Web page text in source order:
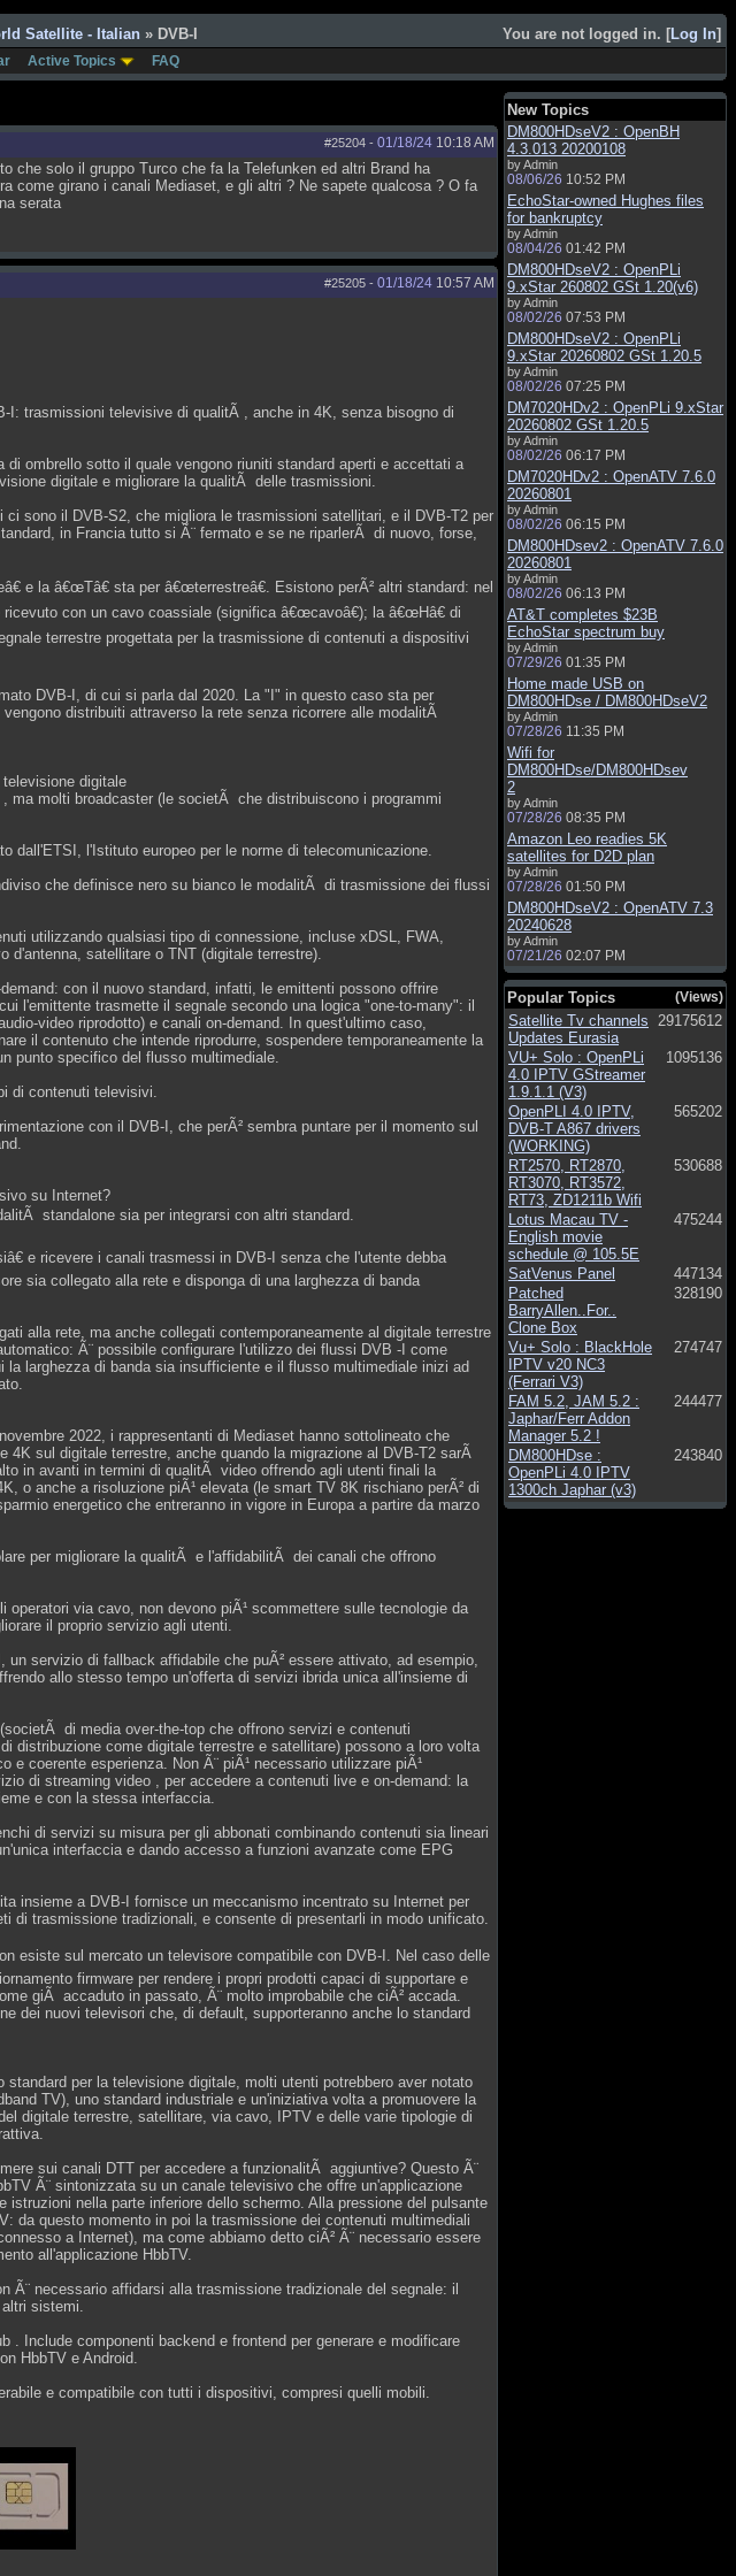
You are not logged in. [Log In]
Satellite - Italian » DVB-I
Active Topics FAQ
#25204 - 01/18/24 10:18 AM
che solo il gruppo Turco che fa la Telefunken ed altri Brand ha
come girano i canali Mediaset, e gli altri ? Ne sapete qualcosa ? O fa
serata
#25205 - 01/18/24 10:57 AM
I: trasmissioni televisive di qualitÃ , anche in 4K, senza bisogno di
ombrello sotto il quale vengono riuniti standard aperti e accettati a
digitale e migliorare la qualitÃ delle trasmissioni.
sono il DVB-S2, che migliora le trasmissioni satellitari, e il DVB-T2 per
in Francia tutto si Ã¨ fermato e se ne riparlerÃ di nuovo, forse,
e la â€œTâ€ sta per â€œterrestreâ€. Esistono perÃ² altri standard: nel
con un cavo coassiale (significa â€œcavoâ€); la â€œHâ€ di
terrestre progettata per la trasmissione di contenuti a dispositivi
DVB-I, di cui si parla dal 2020. La "I" in questo caso sta per
distribuiti attraverso la rete senza ricorrere alle modalitÃ
digitale
ma molti broadcaster (le societÃ che distribuiscono i programmi
dall'ETSI, l'Istituto europeo per le norme di telecomunicazione.
che definisce nero su bianco le modalitÃ di trasmissione dei flussi
utilizzando qualsiasi tipo di connessione, incluse xDSL, FWA,
satellitare o TNT (digitale terrestre).
con il nuovo standard, infatti, le emittenti possono offrire
l'emittente trasmette il segnale secondo una logica "one-to-many": il
video riprodotto) e canali on-demand. In quest'ultimo caso,
il contenuto che intende riprodurre, sospendere temporaneamente la
punto specifico del flusso multimediale.
di contenuti televisivi.
con il DVB-I, che perÃ² sembra puntare per il momento sul
su Internet?
standalone sia per integrarsi con altri standard.
e ricevere i canali trasmessi in DVB-I senza che l'utente debba
sia collegato alla rete e disponga di una larghezza di banda
alla rete, ma anche collegati contemporaneamente al digitale terrestre
Ã¨ possibile configurare l'utilizzo dei flussi DVB -I come
larghezza di banda sia insufficiente e il flusso multimediale inizi ad
2022, i rappresentanti di Mediaset hanno sottolineato che
sul digitale terrestre, anche quando la migrazione al DVB-T2 sarÃ
in avanti in termini di qualitÃ video offrendo agli utenti finali la
o anche a risoluzione piÃ¹ elevata (le smart TV 8K rischiano perÃ² di
energetico che entreranno in vigore in Europa a partire da marzo
per migliorare la qualitÃ e l'affidabilitÃ dei canali che offrono
via cavo, non devono piÃ¹ scommettere sulle tecnologie da
il proprio servizio agli utenti.
servizio di fallback affidabile che puÃ² essere attivato, ad esempio,
allo stesso tempo un'offerta di servizi ibrida unica all'insieme di
di media over-the-top che offrono servizi e contenuti
distribuzione come digitale terrestre e satellitare) possono a loro volta
coerente esperienza. Non Ã¨ piÃ¹ necessario utilizzare piÃ¹
di streaming video , per accedere a contenuti live e on-demand: la
e con la stessa interfaccia.
di servizi su misura per gli abbonati combinando contenuti sia lineari
interfaccia e dando accesso a funzioni avanzate come EPG
insieme a DVB-I fornisce un meccanismo incentrato su Internet per
di trasmissione tradizionali, e consente di presentarli in modo unificato.
esiste sul mercato un televisore compatibile con DVB-I. Nel caso delle
firmware per rendere i propri prodotti capaci di supportare e
giÃ accaduto in passato, Ã¨ molto improbabile che ciÃ² accada.
dei nuovi televisori che, di default, supporteranno anche lo standard
per la televisione digitale, molti utenti potrebbero aver notato
TV), uno standard industriale e un'iniziativa volta a promuovere la
digitale terrestre, satellitare, via cavo, IPTV e delle varie tipologie di
sui canali DTT per accedere a funzionalitÃ aggiuntive? Questo Ã¨
Ã¨ sintonizzata su un canale televisivo che offre un'applicazione
istruzioni nella parte inferiore dello schermo. Alla pressione del pulsante
da questo momento in poi la trasmissione dei contenuti multimediali
a Internet), ma come abbiamo detto ciÃ² Ã¨ necessario essere
all'applicazione HbbTV.
necessario affidarsi alla trasmissione tradizionale del segnale: il
sistemi.
. Include componenti backend e frontend per generare e modificare
HbbTV e Android.
e compatibile con tutti i dispositivi, compresi quelli mobili.
New Topics
DM800HDseV2 : OpenBH
4.3.013 20200108
by Admin
08/06/26 10:52 PM
EchoStar-owned Hughes files
for bankruptcy
by Admin
08/04/26 01:42 PM
DM800HDseV2 : OpenPLi
9.xStar 260802 GSt 1.20(v6)
by Admin
08/02/26 07:53 PM
DM800HDseV2 : OpenPLi
9.xStar 20260802 GSt 1.20.5
by Admin
08/02/26 07:25 PM
DM7020HDv2 : OpenPLi 9.xStar
20260802 GSt 1.20.5
by Admin
08/02/26 06:17 PM
DM7020HDv2 : OpenATV 7.6.0
20260801
by Admin
08/02/26 06:15 PM
DM800HDsev2 : OpenATV 7.6.0
20260801
by Admin
08/02/26 06:13 PM
AT&T completes $23B
EchoStar spectrum buy
by Admin
07/29/26 01:35 PM
Home made USB on
DM800HDse / DM800HDseV2
by Admin
07/28/26 11:35 PM
Wifi for
DM800HDse/DM800HDsev
2
by Admin
07/28/26 08:35 PM
Amazon Leo readies 5K
satellites for D2D plan
by Admin
07/28/26 01:50 PM
DM800HDseV2 : OpenATV 7.3
20240628
by Admin
07/21/26 02:07 PM
(Views)
Popular Topics
Satellite Tv channels
Updates Eurasia
29175612
VU+ Solo : OpenPLi
4.0 IPTV GStreamer
1.9.1.1 (V3)
1095136
OpenPLI 4.0 IPTV,
DVB-T A867 drivers
(WORKING)
565202
RT2570, RT2870,
RT3070, RT3572,
RT73, ZD1211b Wifi
530688
Lotus Macau TV -
English movie
schedule @ 105.5E
475244
SatVenus Panel
447134
Patched
BarryAllen..For..
Clone Box
328190
Vu+ Solo : BlackHole
IPTV v20 NC3
(Ferrari V3)
274747
FAM 5.2, JAM 5.2 :
Japhar/Ferr Addon
Manager 5.2 !
244477
DM800HDse :
OpenPLi 4.0 IPTV
1300ch Japhar (v3)
243840